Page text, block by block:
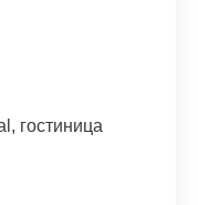
гостиница